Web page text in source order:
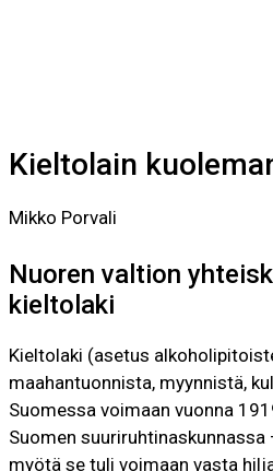
Kieltolain
Mikko Porvali
Nuoren valtion
kieltolaki
Kieltolaki (asetus
maahantuonnista, myynnistä,
Suomessa voimaan vuonna
Suomen
myötä se tuli voimaan vasta